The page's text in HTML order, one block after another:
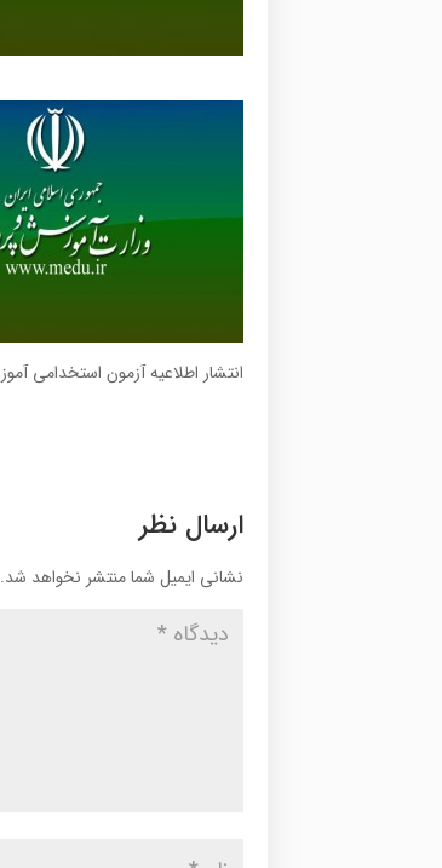
انتشار اطلاعیه آزمون استخدامی آموزش و پرورش
ارسال نظر
نشانی ایمیل شما منتشر نخواهد شد.